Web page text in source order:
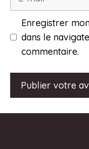
Enregistrer
dans le
commentaire.